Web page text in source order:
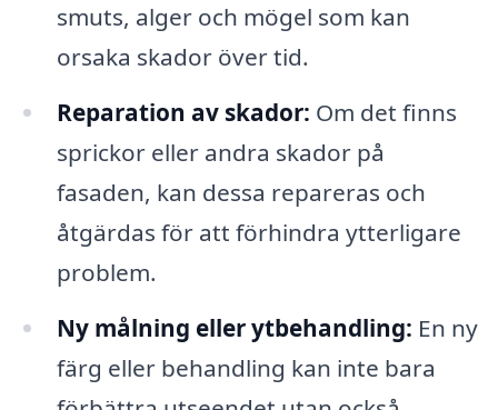
smuts, alger och mögel som kan
orsaka skador över tid.
Reparation av skador: Om det finns
sprickor eller andra skador på
fasaden, kan dessa repareras och
åtgärdas för att förhindra ytterligare
problem.
Ny målning eller ytbehandling: En ny
färg eller behandling kan inte bara